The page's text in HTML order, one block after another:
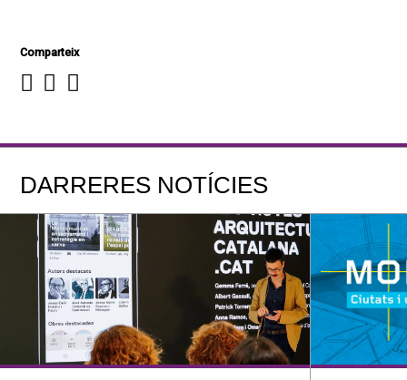
Comparteix
DARRERES NOTÍCIES